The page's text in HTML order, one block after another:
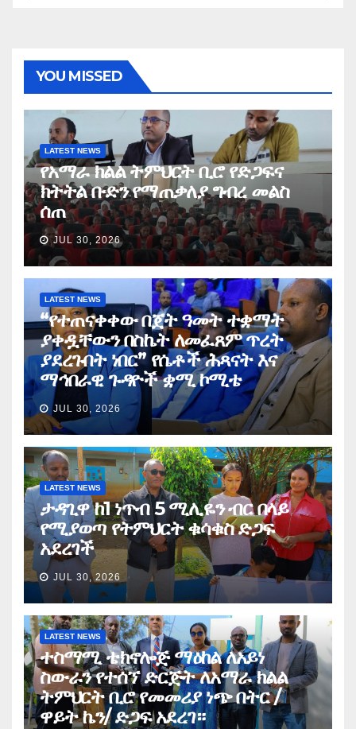
YOU MISSED
LATEST NEWS
የአማራ ክልል ትምህርት ቢሮ የድጋፍና
ክትትል ቡድን የማጠቃለያ ግብረ መልስ
ሰጠ
JUL 30, 2026
LATEST NEWS
“የተጠናቀቀው በጀት ዓመት ተቋማት
ያቀዷቸውን በስኬት ለመፈጸም ጥረት
ያደረጉበት ነበር” የሴቶች ሕጻናት እና
ማኅበራዊ ጉዳዮች ቋሚ ኮሚቴ
JUL 30, 2026
LATEST NEWS
ታዳጊዋ ከ1 ነጥብ 5 ሚሊዬን ብር በላይ
የሚያወጣ የትምህርት ቁሳቁስ ድጋፍ
አደረገች
JUL 30, 2026
LATEST NEWS
ተስማሚ ቴክኖሎጅ ማዕከል ለአይነ
ስውራን የተሰኘ ድርጅት ለአማራ ክልል
ትምህርት ቢሮ የመመሪያ ነጭ በትር /
ዋይት ኬን/ ድጋፍ አደረገ።